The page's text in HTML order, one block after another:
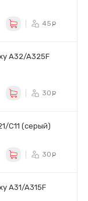
45
A32/A325F
30
C11 (серый)
30
A31/A315F